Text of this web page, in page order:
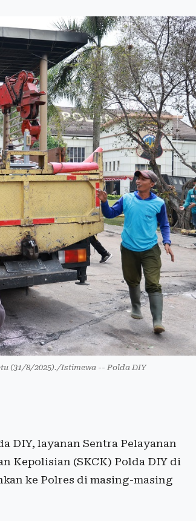
(31/8/2025)./Istimewa -- Polda DIY
DIY, layanan Sentra Pelayanan
Kepolisian (SKCK) Polda DIY di
ke Polres di masing-masing